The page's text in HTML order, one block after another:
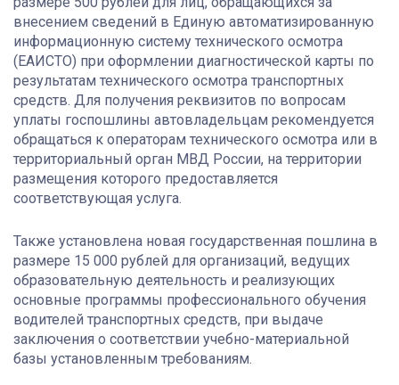
внесением сведений в Единую автоматизированную
информационную систему технического осмотра
(ЕАИСТО) при оформлении диагностической карты по
результатам технического осмотра транспортных
средств. Для получения реквизитов по вопросам
уплаты госпошлины автовладельцам рекомендуется
обращаться к операторам технического осмотра или в
территориальный орган МВД России, на территории
размещения которого предоставляется
соответствующая услуга.
Также установлена новая государственная пошлина в
размере 15 000 рублей для организаций, ведущих
образовательную деятельность и реализующих
основные программы профессионального обучения
водителей транспортных средств, при выдаче
заключения о соответствии учебно-материальной
базы установленным требованиям.